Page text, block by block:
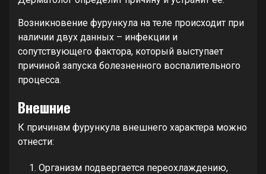
Возникновение фурункула на теле происходит при
наличии двух данных – инфекции и
сопутствующего фактора, который выступает
причиной запуска болезненного воспалительного
процесса.
Внешние
К причинам фурункула внешнего характера можно
отнести:
Организм подвергается переохлаждению,